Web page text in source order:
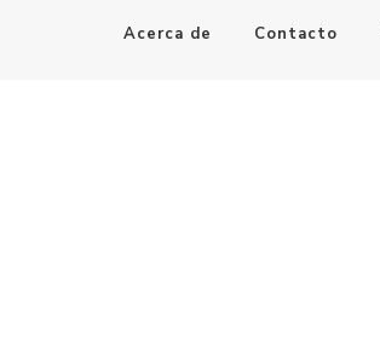
Acerca de Contacto